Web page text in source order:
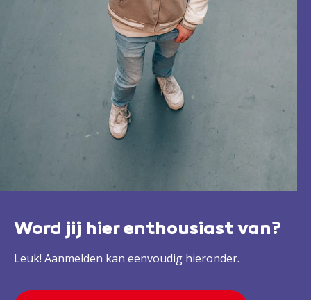
Word jij hier enthousiast van?
Leuk! Aanmelden kan eenvoudig hieronder.